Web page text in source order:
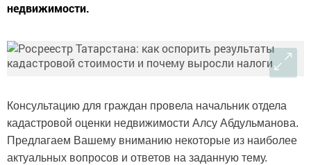
недвижимости.
Консультацию для граждан провела начальник отдела
кадастровой оценки недвижимости Алсу Абдульманова.
Предлагаем Вашему вниманию некоторые из наиболее
актуальных вопросов и ответов на заданную тему.